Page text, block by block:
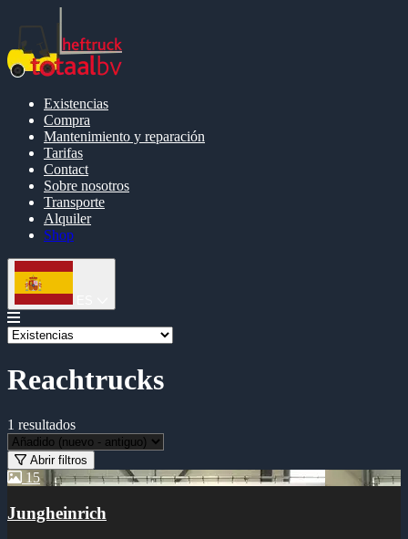
Existencias
Compra
Mantenimiento y reparación
Tarifas
Contact
Sobre nosotros
Transporte
Alquiler
Shop
Reachtrucks
1 resultados
Abrir filtros
15
Jungheinrich